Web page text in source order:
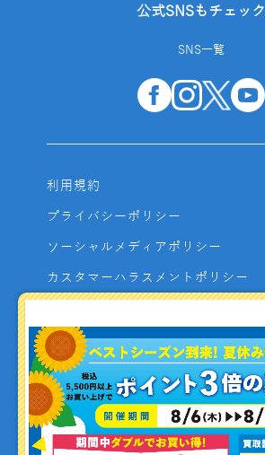
公式SNSもチェック
SNS一覧
利用規約
プライバシーポリシー
ソーシャルメディアポリシー
カスタマーハラスメントポリシー
よくあるご質問
お問い合わせ
利用者資金の保全方法